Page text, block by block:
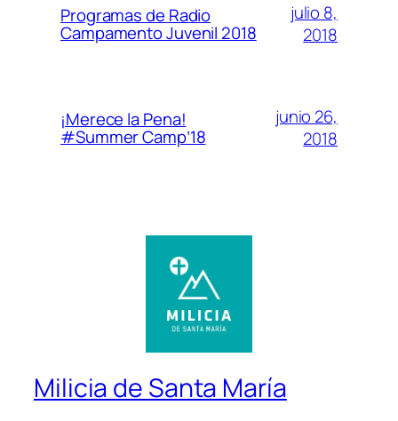
Programas de Radio
Campamento Juvenil 2018
julio 8,
2018
¡Merece la Pena!
#Summer Camp’18
junio 26,
2018
Milicia de Santa María